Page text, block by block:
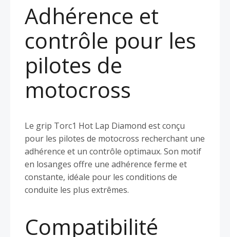
Adhérence et
contrôle pour les
pilotes de
motocross
Le grip Torc1 Hot Lap Diamond est conçu
pour les pilotes de motocross recherchant une
adhérence et un contrôle optimaux. Son motif
en losanges offre une adhérence ferme et
constante, idéale pour les conditions de
conduite les plus extrêmes.
Compatibilité